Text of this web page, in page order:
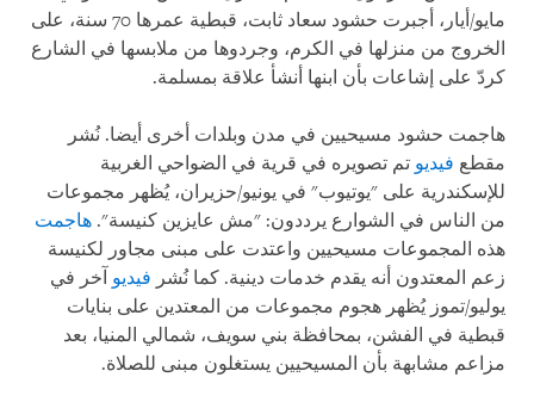
مايو/أيار، أجبرت حشود سعاد ثابت، قبطية عمرها 70 سنة، على
الخروج من منزلها في الكرم، وجردوها من ملابسها في الشارع
كردّ على إشاعات بأن ابنها أنشأ علاقة بمسلمة.
هاجمت حشود مسيحيين في مدن وبلدات أخرى أيضا. نُشر
مقطع فيديو تم تصويره في قرية في الضواحي الغربية
للإسكندرية على "يوتيوب" في يونيو/حزيران، يُظهر مجموعات
من الناس في الشوارع يرددون: "مش عايزين كنيسة". هاجمت
هذه المجموعات مسيحيين واعتدت على مبنى مجاور لكنيسة
زعم المعتدون أنه يقدم خدمات دينية. كما نُشر فيديو آخر في
يوليو/تموز يُظهر هجوم مجموعات من المعتدين على بنايات
قبطية في الفشن، بمحافظة بني سويف، شمالي المنيا، بعد
مزاعم مشابهة بأن المسيحيين يستغلون مبنى للصلاة.